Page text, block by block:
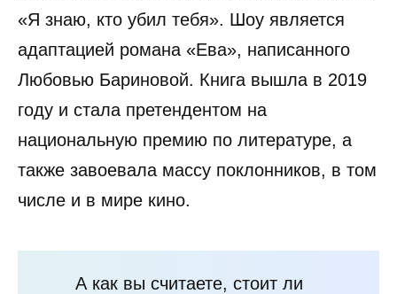
«Я знаю, кто убил тебя». Шоу является
адаптацией романа «Ева», написанного
Любовью Бариновой. Книга вышла в 2019
году и стала претендентом на
национальную премию по литературе, а
также завоевала массу поклонников, в том
числе и в мире кино.
А как вы считаете, стоит ли